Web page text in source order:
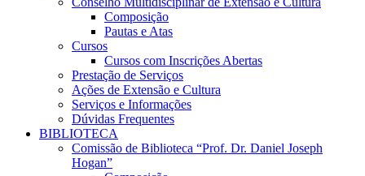
Composição
Pautas e Atas
Cursos
Cursos com Inscrições Abertas
Prestação de Serviços
Ações de Extensão e Cultura
Serviços e Informações
Dúvidas Frequentes
BIBLIOTECA
Comissão de Biblioteca “Prof. Dr. Daniel Joseph
Hogan”